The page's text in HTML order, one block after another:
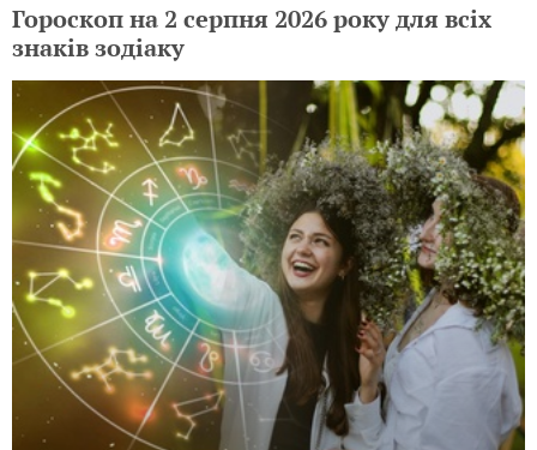
Гороскоп на 2 серпня 2026 року для всіх
знаків зодіаку